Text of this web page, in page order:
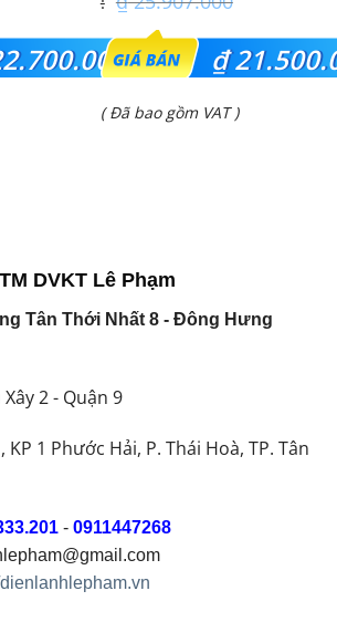
Giá
gốc
là:
₫
Giá
( Đã bao gồm VAT )
DVKT Lê Phạm
Tân Thới Nhất 8 - Đông Hưng
Xây 2 - Quận 9
KP 1 Phước Hải, P. Thái Hoà, TP. Tân
- 0911447268